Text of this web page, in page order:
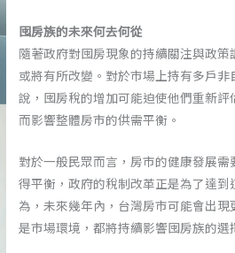
囤房族的未來何去何從
隨著政府對囤房現象的持續關注與政
或將有所改變。對於市場上持有多戶
說，囤房稅的增加可能迫使他們重新
而影響整體房市的供需平衡。
對於一般民眾而言，房市的健康發展
得平衡，政府的稅制改革正是為了達到
為，未來幾年內，台灣房市可能會出
是市場環境，都將持續影響囤房族的選